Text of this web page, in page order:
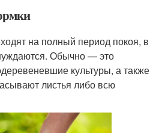
на полный период покоя, в
Обычно — это
культуры, а также
листья либо всю